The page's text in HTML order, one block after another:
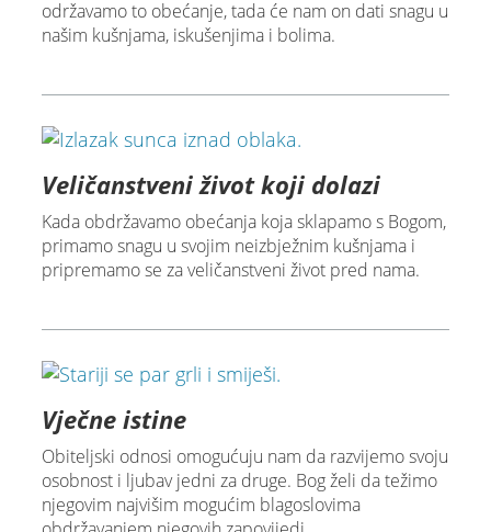
održavamo to obećanje, tada će nam on dati snagu u
našim kušnjama, iskušenjima i bolima.
Veličanstveni život koji dolazi
Kada obdržavamo obećanja koja sklapamo s Bogom,
primamo snagu u svojim neizbježnim kušnjama i
pripremamo se za veličanstveni život pred nama.
Vječne istine
Obiteljski odnosi omogućuju nam da razvijemo svoju
osobnost i ljubav jedni za druge. Bog želi da težimo
njegovim najvišim mogućim blagoslovima